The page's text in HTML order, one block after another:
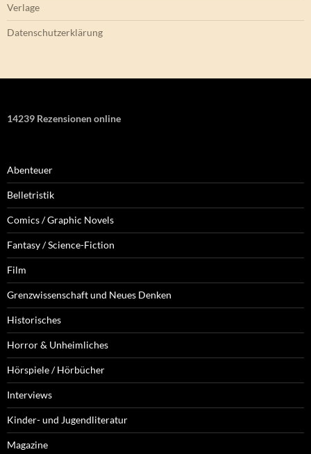
Verlage
Datenschutzerklärung
14239 Rezensionen online
Abenteuer
Belletristik
Comics / Graphic Novels
Fantasy / Science-Fiction
Film
Grenzwissenschaft und Neues Denken
Historisches
Horror & Unheimliches
Hörspiele / Hörbücher
Interviews
Kinder- und Jugendliteratur
Magazine